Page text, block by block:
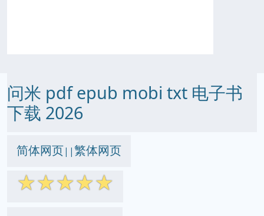
问米 pdf epub mobi txt 电子书
下载 2026
简体网页||繁体网页
☆☆☆☆☆